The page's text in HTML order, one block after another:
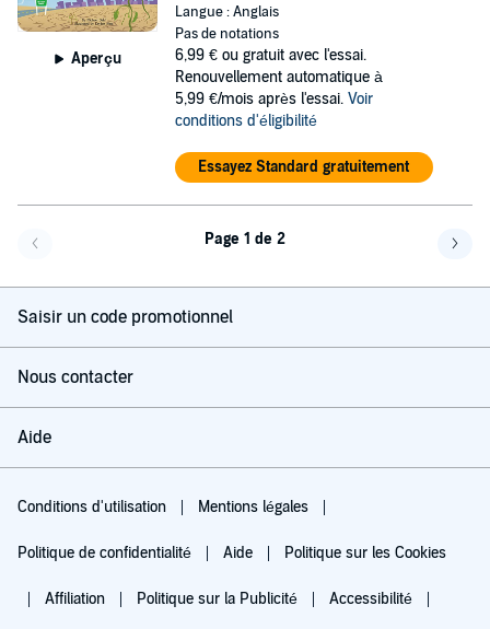
Aperçu
Langue : Anglais
Pas de notations
6,99 € ou gratuit avec l'essai.
Renouvellement automatique à
5,99 €/mois après l'essai. Voir
conditions d'éligibilité
Essayez Standard gratuitement
Page 1 de 2
Saisir un code promotionnel
Nous contacter
Aide
Conditions d'utilisation Mentions légales
Politique de confidentialité Aide Politique sur les Cookies
Affiliation Politique sur la Publicité Accessibilité